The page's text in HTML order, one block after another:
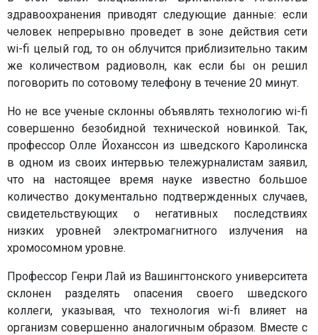
здравоохранения приводят следующие данные: если
человек непрерывно проведет в зоне действия сети
wi-fi целый год, то он облучится приблизительно таким
же количеством радиоволн, как если бы он решил
поговорить по сотовому телефону в течение 20 минут.
Но не все ученые склонны объявлять технологию wi-fi
совершенно безобидной технической новинкой. Так,
профессор Олле Йоханссон из шведского Каролинска
в одном из своих интервью тележурналистам заявил,
что на настоящее время науке известно большое
количество документально подтвержденных случаев,
свидетельствующих о негативных последствиях
низких уровней электромагнитного излучения на
хромосомном уровне.
Профессор Генри Лай из Вашингтонского университета
склонен разделять опасения своего шведского
коллеги, указывая, что технология wi-fi влияет на
организм совершенно аналогичным образом. Вместе с